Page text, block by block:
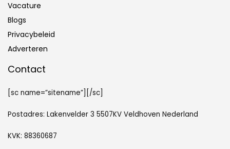
Vacature
Blogs
Privacybeleid
Adverteren
Contact
[sc name=”sitename”][/sc]
Postadres: Lakenvelder 3 5507KV Veldhoven Nederland
KVK: 88360687